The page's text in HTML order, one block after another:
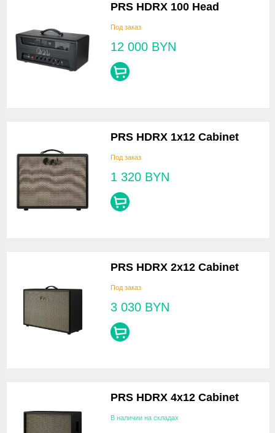
PRS HDRX 100 Head
Под заказ
12 000 BYN
PRS HDRX 1x12 Cabinet
Под заказ
1 320 BYN
PRS HDRX 2x12 Cabinet
Под заказ
3 030 BYN
PRS HDRX 4x12 Cabinet
В наличии на складах